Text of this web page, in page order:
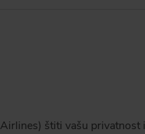
štiti vašu